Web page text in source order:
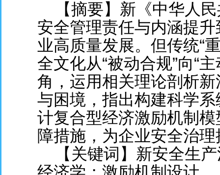
【摘要】新《中华人民
安全管理责任与内涵提
业高质量发展。但传统“
全文化从“被动合规”向“
角，运用相关理论剖析
与困境，指出构建科学
计复合型经济激励机制
障措施，为企业安全治
【关键词】新安全生产